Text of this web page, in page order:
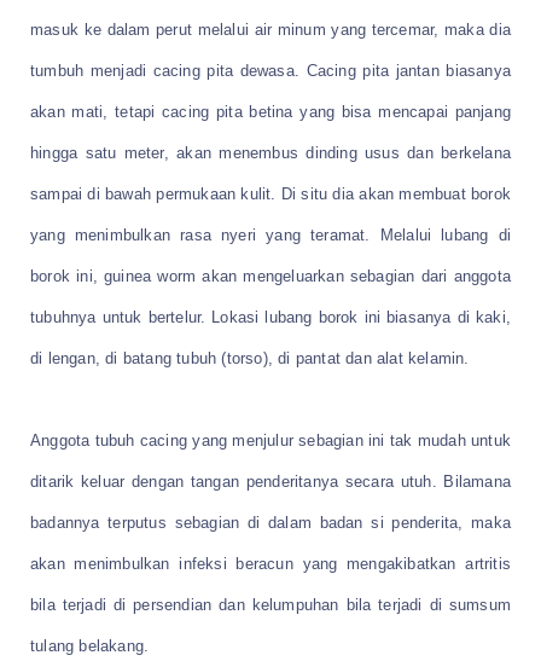
masuk ke dalam perut melalui air minum yang tercemar, maka dia
tumbuh menjadi cacing pita dewasa. Cacing pita jantan biasanya
akan mati, tetapi cacing pita betina yang bisa mencapai panjang
hingga satu meter, akan menembus dinding usus dan berkelana
sampai di bawah permukaan kulit. Di situ dia akan membuat borok
yang menimbulkan rasa nyeri yang teramat. Melalui lubang di
borok ini, guinea worm akan mengeluarkan sebagian dari anggota
tubuhnya untuk bertelur. Lokasi lubang borok ini biasanya di kaki,
di lengan, di batang tubuh (torso), di pantat dan alat kelamin.
Anggota tubuh cacing yang menjulur sebagian ini tak mudah untuk
ditarik keluar dengan tangan penderitanya secara utuh. Bilamana
badannya terputus sebagian di dalam badan si penderita, maka
akan menimbulkan infeksi beracun yang mengakibatkan artritis
bila terjadi di persendian dan kelumpuhan bila terjadi di sumsum
tulang belakang.